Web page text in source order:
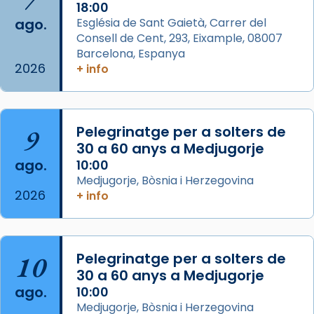
1 week ago
Aquest dilluns, 27 de juliol, ha tingut lloc la
missa d’acció de gràcies en agraïment al
comitè organitzador de la visita apostòlica
L’arquebisbe de Barcelona, el cardenal Joan
Josep Omella, ha presidit la missa i l’ha
concelebrat el bisbe auxiliar de Barcelona,
Mons. David Abadías.
📸 Dr. G. Simón
Foto
Arquebisbat de Barcelona
2 weeks ago
ago.
2026
18:00
Església de Sant Gaietà, Carrer del
Consell de Cent, 293, Eixample, 08007
Barcelona, Espanya
+ info
9
ago.
2026
Pelegrinatge per a solters de
30 a 60 anys a Medjugorje
10:00
Medjugorje, Bòsnia i Herzegovina
+ info
10
ago.
Pelegrinatge per a solters de
30 a 60 anys a Medjugorje
10:00
Medjugorje, Bòsnia i Herzegovina